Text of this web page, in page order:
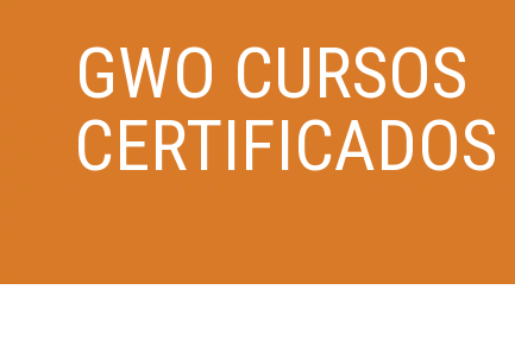
GWO CURSOS
CERTIFICADOS